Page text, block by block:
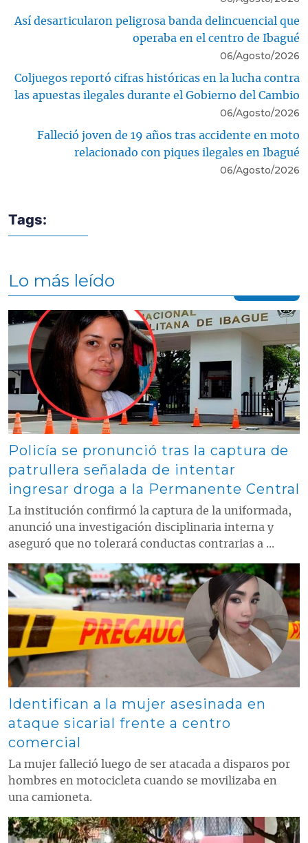
Así desarticularon peligrosa banda delincuencial que
operaba en el centro de Ibagué
06/Agosto/2026
Coljuegos reportó cifras históricas en la lucha contra
las apuestas ilegales durante el Gobierno del Cambio
06/Agosto/2026
Falleció joven de 19 años tras accidente en moto
relacionado con piques ilegales en Ibagué
06/Agosto/2026
Tags:
Lo más leído
Contenido multimedia principal
Policía se pronunció tras la captura de
patrullera señalada de intentar
ingresar droga a la Permanente Central
La institución confirmó la captura de la uniformada,
anunció una investigación disciplinaria interna y
aseguró que no tolerará conductas contrarias a ...
Contenido multimedia principal
Identifican a la mujer asesinada en
ataque sicarial frente a centro
comercial
La mujer falleció luego de ser atacada a disparos por
hombres en motocicleta cuando se movilizaba en
una camioneta.
Contenido multimedia principal